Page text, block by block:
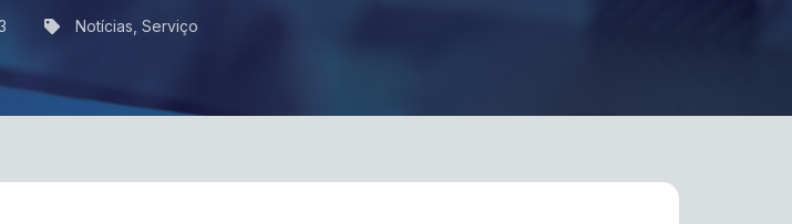
Notícias Serviço